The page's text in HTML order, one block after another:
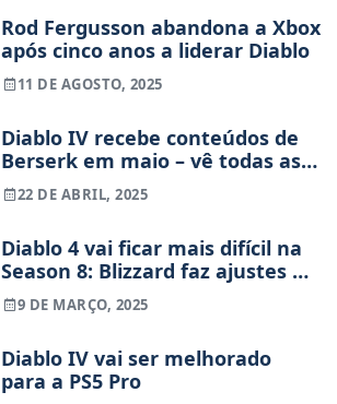
Rod Fergusson abandona a Xbox
após cinco anos a liderar Diablo
11 DE AGOSTO, 2025
Diablo IV recebe conteúdos de
Berserk em maio – vê todas as
armaduras e cosméticos
22 DE ABRIL, 2025
Diablo 4 vai ficar mais difícil na
Season 8: Blizzard faz ajustes na
progressão e endgame
9 DE MARÇO, 2025
Diablo IV vai ser melhorado
para a PS5 Pro